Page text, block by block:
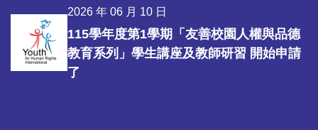
2026 年 06 月 10 日
115學年度第1學期「友善校園人權與品德
教育系列」學生講座及教師研習 開始申請
了